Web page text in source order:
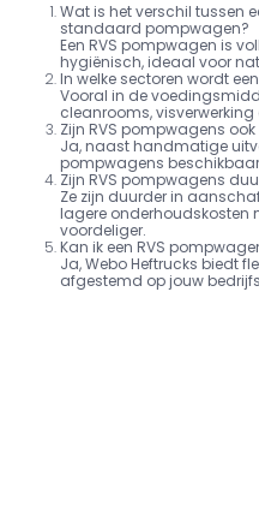
Wat is het verschil tussen
standaard pompwagen?
Een RVS pompwagen is
hygiënisch, ideaal voor
In welke sectoren wordt
Vooral in de
cleanrooms, visverwerking
Zijn RVS pompwagens
Ja, naast handmatige
pompwagens
Zijn RVS pompwagens
Ze zijn duurder in
lagere onderhoudskosten
voordeliger.
Kan ik een RVS
Ja, Webo Heftrucks biedt
afgestemd op jouw